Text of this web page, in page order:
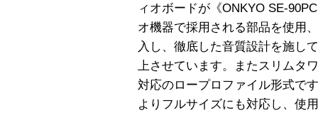
ィオボードが《ONKYO SE-
オ機器で採用される部品を使用
入し、徹底した音質設計を施し
上させています。またスリムタ
対応のロープロファイル形式で
よりフルサイズにも対応し、使